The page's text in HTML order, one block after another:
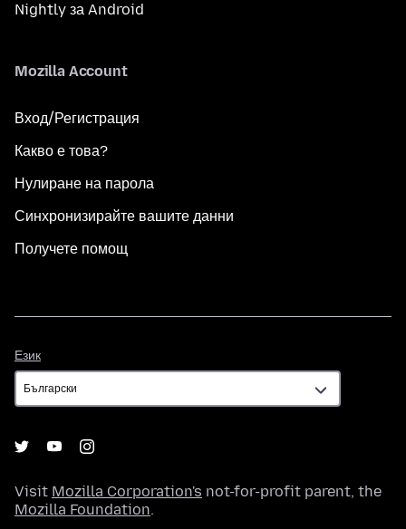
Nightly за Android
Mozilla Account
Вход/Регистрация
Какво е това?
Нулиране на парола
Синхронизирайте вашите данни
Получете помощ
Език
Visit Mozilla Corporation's not-for-profit parent, the
Mozilla Foundation.